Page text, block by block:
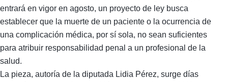
entrará en vigor en agosto, un proyecto de ley busca
establecer que la muerte de un paciente o la ocurrencia de
una complicación médica, por sí sola, no sean suficientes
para atribuir responsabilidad penal a un profesional de la
salud.
La pieza, autoría de la diputada Lidia Pérez, surge días